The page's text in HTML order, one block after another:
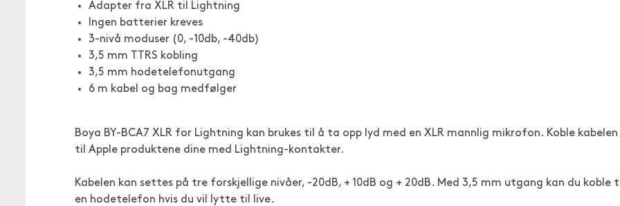
Adapter fra XLR til Lightning
Ingen batterier kreves
3-nivå moduser (0, -10db, -40db)
3,5 mm TTRS kobling
3,5 mm hodetelefonutgang
6 m kabel og bag medfølger
Boya BY-BCA7 XLR for Lightning kan brukes til å ta opp lyd med en XLR mannlig mikrofon. Koble kabelen
til Apple produktene dine med Lightning-kontakter.
Kabelen kan settes på tre forskjellige nivåer, -20dB, + 10dB og + 20dB. Med 3,5 mm utgang kan du koble
en hodetelefon hvis du vil lytte til live.